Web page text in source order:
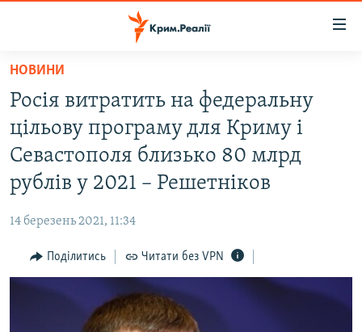
Перейти
основного
матеріалу
Перейти
до
основної
Перейти
пошуку
ВІДЕО ТА ФОТО
ПОЛІТИКА
ПОГЛЯД
ІНТЕРВ'Ю
ВСЕ ЗА ДЕНЬ
СПЕЦПРОЕКТИ
НОВИНИ
Росія витратить на федеральну
цільову програму для Криму і
Севастополя близько 80 млрд
рублів у 2021 – Решетніков
14 березень 2021, 11:34
Поділитись Читати без VPN